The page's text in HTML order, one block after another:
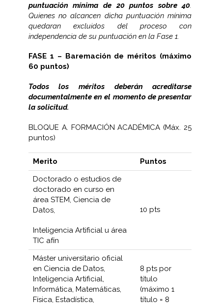
puntuación mínima de 20 puntos sobre 40
Quienes no alcancen dicha puntuación mínima
quedaran excluidos del proceso con
independencia de su puntuación en la Fase 1.
FASE 1 – Baremación de méritos (máximo
60 puntos)
Todos los méritos deberán acreditarse
documentalmente en el momento de presentar
la solicitud.
BLOQUE A. FORMACIÓN ACADÉMICA (Máx. 25
puntos)
Merito
Puntos
Doctorado o estudios de
doctorado en curso en
área STEM, Ciencia de
Datos,
Inteligencia Artificial u área
TIC afín
10 pts
Máster universitario oficial
en Ciencia de Datos,
Inteligencia Artificial,
Informática, Matemáticas,
Física, Estadística,
8 pts por
título
(máximo 1
título = 8